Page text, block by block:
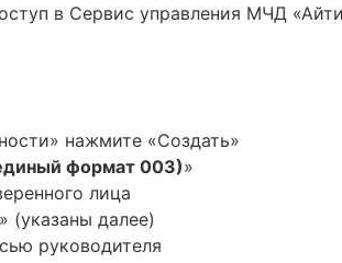
в Сервис управления МЧД
нажмите «Создать»
формат 003)»
лица
(указаны далее)
руководителя